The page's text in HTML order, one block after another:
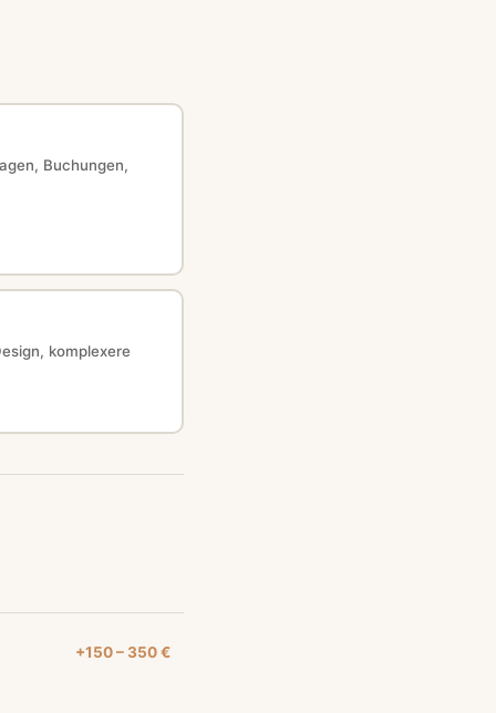
Buchungen,
komplexere
+150 – 350 €